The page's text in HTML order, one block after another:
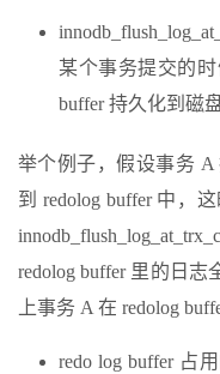
某个事务提交的
buffer 持久化到磁
举个例子，假设事务 A
到 redolog buffer 中，
redolog buffer 里的日
上事务 A 在 redolog
redo log buffer 占